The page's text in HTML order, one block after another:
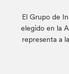
El Grupo de
elegido en la
representa a